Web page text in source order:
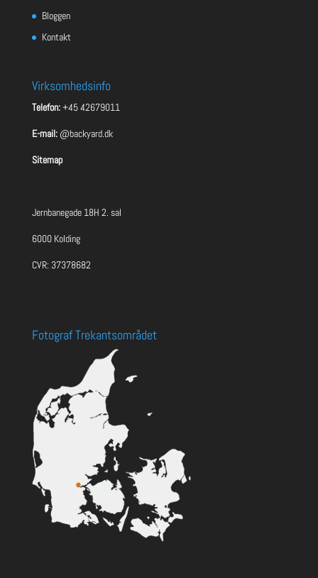
Bloggen
Kontakt
Virksomhedsinfo
Telefon:+45 42679011
E-mail: @backyard.dk
Sitemap
Jernbanegade 18H 2. sal
6000 Kolding
CVR: 37378682
Fotograf Trekantsområdet